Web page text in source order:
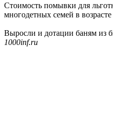
Стоимость помывки для
многодетных семей в
Выросли и дотации баням из
1000inf.ru